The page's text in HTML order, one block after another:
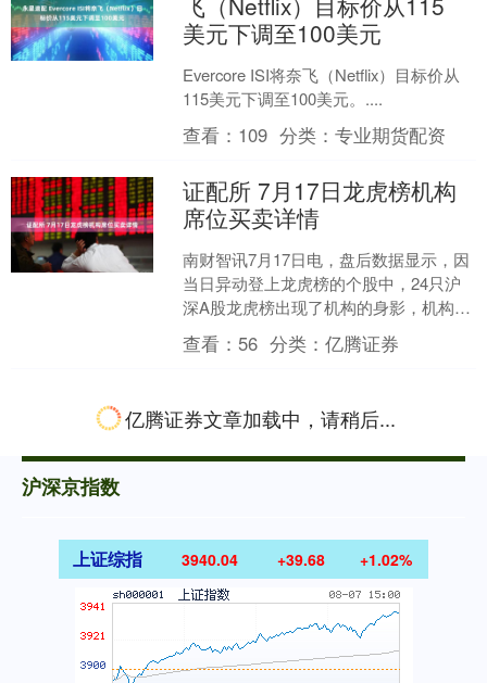
美元下调至100美元
Evercore ISI将奈飞（Netflix）目标价从
115美元下调至100美元。....
查看： 109 分类：专业期货配资
证配所 7月17日龙虎榜机构
席位买卖详情
南财智讯7月17日电，盘后数据显示，因
当日异动登上龙虎榜的个股中，24只沪
深A股龙虎榜出现了机构的身影，机构合
计净卖出30714.91万元，具体来看，机
构净买入....
查看： 56 分类：亿腾证券
亿腾证券文章加载中，请稍后...
沪深京指数
上证综指 3940.04 +39.68 +1.02%